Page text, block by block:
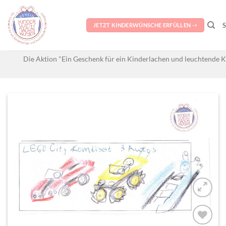
content
JETZT KINDERWÜNSCHE ERFÜLLEN ->
Die Aktion "Ein Geschenk für ein Kinderlachen und leuchtende